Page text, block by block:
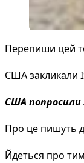
Перепиши цей
США закликали
США попросили
Про це пишуть
Йдеться про